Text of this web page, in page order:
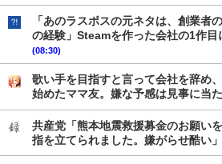
「あのラスボスの元ネタは、創業者
の経験」Steamを作った会社の1作目
(08:30)
歌い手を目指すと言って会社を辞め
始めたママ友。嫌な予感は見事に当
共産党「熊本地震救援募金のお願い
指を立てられました。嫌がらせ酷い」